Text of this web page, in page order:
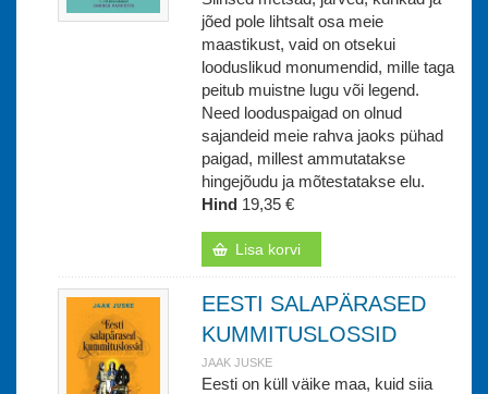
jõed pole lihtsalt osa meie
maastikust, vaid on otsekui
looduslikud monumendid, mille taga
peitub muistne lugu või legend.
Need looduspaigad on olnud
sajandeid meie rahva jaoks pühad
paigad, millest ammutatakse
hingejõudu ja mõtestatakse elu.
Hind 19,35 €
Lisa korvi
EESTI SALAPÄRASED
KUMMITUSLOSSID
JAAK JUSKE
Eesti on küll väike maa, kuid siia